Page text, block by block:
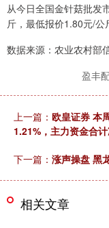
从今日全国金针菇批发
斤，最低报价1.80元/公
数据来源：农业农村部
盈丰
上一篇： 欧皇证券 本
1.21%，主力资金合
下一篇： 涨声操盘 黑
相关文章